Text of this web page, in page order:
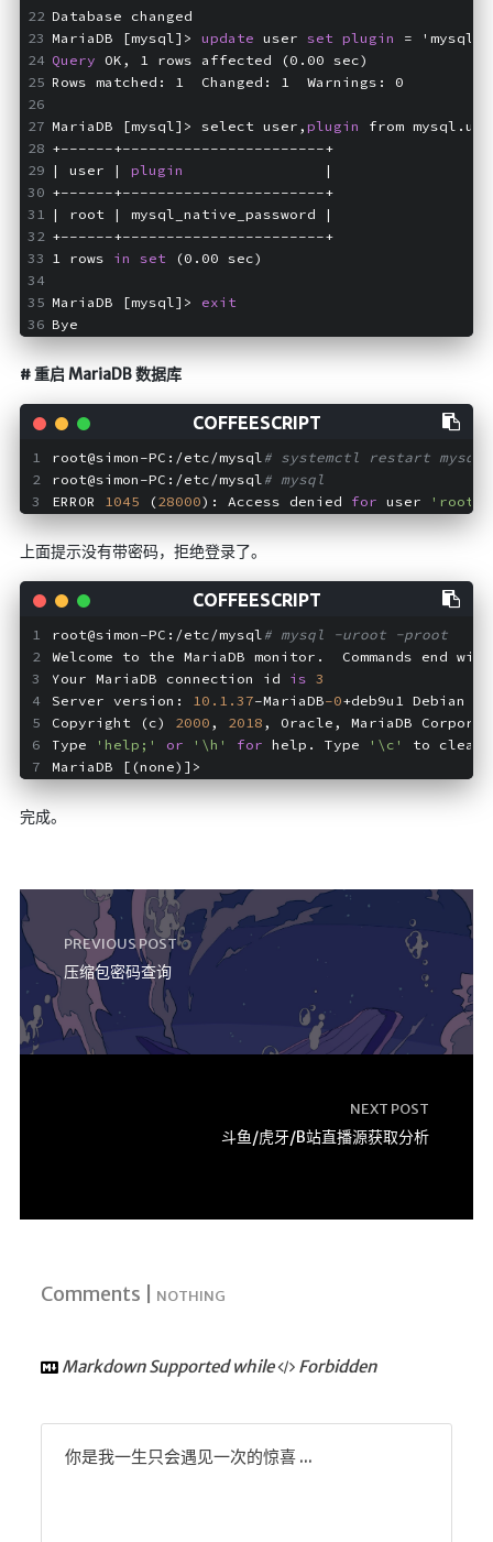
Database changed
MariaDB [mysql]> update user set plugin
=
Query OK, 1 rows affected (0.00 sec)
Rows matched: 1  Changed: 1  Warnings: 0
MariaDB [mysql]> select user, plugin
from
+------+-----------------------+
| user | plugin
                |
+------+-----------------------+
| root | mysql_native_password |
+------+-----------------------+
1 rows in set (0.00 sec)
MariaDB [mysql]> exit
Bye
# 重启 MariaDB 数据库
root@simon-PC:/etc/mysql # systemctl restart mysql
root@simon-PC:/etc/mysql # mysql
ERROR
1045 (28000): Access denied for user 'root'
上面提示没有带密码，拒绝登录了。
root@simon-PC:/etc/mysql # mysql -uroot -proot
Welcome to the MariaDB monitor.  Commands end
Your MariaDB connection id is 3
Server version:
10.1 .37-MariaDB-0+deb9u1 Debian
Copyright (c) 2000 , 2018 , Oracle, MariaDB
Type
'help;' or '\h' for help. Type '\c'
to clear
MariaDB [(none)]>
完成。
PREVIOUS POST
压缩包密码查询
NEXT POST
斗鱼/虎牙/B站直播源获取分析
Comments | NOTHING
Markdown Supported while Forbidden
你是我一生只会遇见一次的惊喜 ...
电影下载
视频教程
📺在线电视
视频解析
盒子软件
盒子软件国内下载
🎵音乐播放
器
随便听听
音乐下载2
音乐播放下载
音乐下载备用一
音乐下载备用二
无损音乐下载
mv下载
Beats Per Minute
📕学习
LaTeX公式编辑器
Mathlab教学
乐理学习
Web 技术教程
Greasemonkey学习
🔨工具